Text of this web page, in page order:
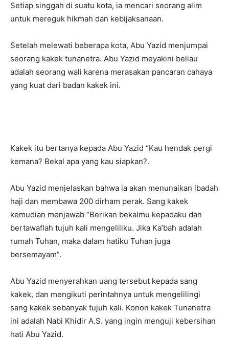
Setiap singgah di suatu kota, ia mencari seorang alim
untuk mereguk hikmah dan kebijaksanaan.
Setelah melewati beberapa kota, Abu Yazid menjumpai
seorang kakek tunanetra. Abu Yazid meyakini beliau
adalah seorang wali karena merasakan pancaran cahaya
yang kuat dari badan kakek ini.
Kakek itu bertanya kepada Abu Yazid “Kau hendak pergi
kemana? Bekal apa yang kau siapkan?.
Abu Yazid menjelaskan bahwa ia akan menunaikan ibadah
haji dan membawa 200 dirham perak. Sang kakek
kemudian menjawab “Berikan bekalmu kepadaku dan
bertawaflah tujuh kali mengeliliku. Jika Ka’bah adalah
rumah Tuhan, maka dalam hatiku Tuhan juga
bersemayam”.
Abu Yazid menyerahkan uang tersebut kepada sang
kakek, dan mengikuti perintahnya untuk mengelilingi
sang kakek sebanyak tujuh kali. Konon kakek Tunanetra
ini adalah Nabi Khidir A.S. yang ingin menguji kebersihan
hati Abu Yazid.